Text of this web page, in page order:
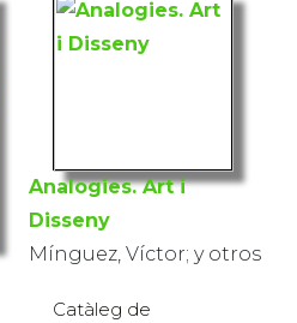
Analogies. Art i
Disseny
Mínguez, Víctor; y otros
Catàleg de